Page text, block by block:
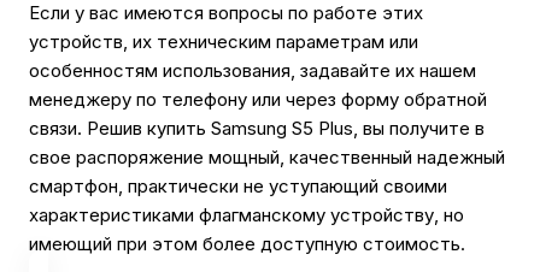
Если у вас имеются вопросы по работе этих
устройств, их техническим параметрам или
особенностям использования, задавайте их нашем
менеджеру по телефону или через форму обратной
связи. Решив купить Samsung S5 Plus, вы получите в
свое распоряжение мощный, качественный надежный
смартфон, практически не уступающий своими
характеристиками флагманскому устройству, но
имеющий при этом более доступную стоимость.